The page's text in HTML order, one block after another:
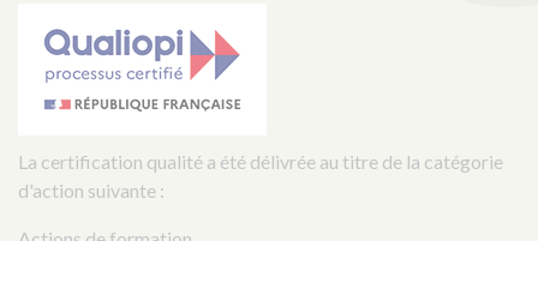
La certification qualité a été délivrée au titre de la catégorie
d'action suivante :
Actions de formation